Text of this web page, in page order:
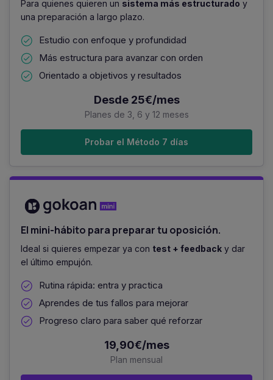
Para quienes quieren un sistema más estructurado y
una preparación a largo plazo.
Estudio con enfoque y profundidad
Más estructura para avanzar con orden
Orientado a objetivos y resultados
Desde 25€/mes
Planes de 3, 6 y 12 meses
Probar el Método 7 días
El mini-hábito para preparar tu oposición.
Ideal si quieres empezar ya con test + feedback y dar
el último empujón.
Rutina rápida: entra y practica
Aprendes de tus fallos para mejorar
Progreso claro para saber qué reforzar
19,90€/mes
Plan mensual